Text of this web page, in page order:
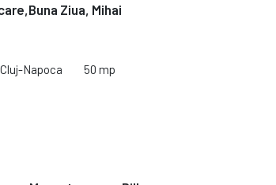
Ziua, Mihai
Napoca 50 mp